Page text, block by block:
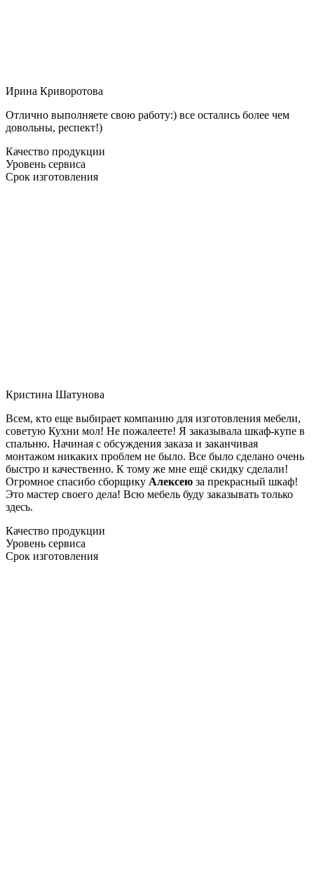
Ирина Криворотова
Отлично выполняете свою работу:) все остались более чем
довольны, респект!)
Качество продукции
Уровень сервиса
Срок изготовления
Кристина Шатунова
Всем, кто еще выбирает компанию для изготовления мебели,
советую Кухни мол! Не пожалеете! Я заказывала шкаф-купе в
спальню. Начиная с обсуждения заказа и заканчивая
монтажом никаких проблем не было. Все было сделано очень
быстро и качественно. К тому же мне ещё скидку сделали!
Огромное спасибо сборщику Алексею за прекрасный шкаф!
Это мастер своего дела! Всю мебель буду заказывать только
здесь.
Качество продукции
Уровень сервиса
Срок изготовления